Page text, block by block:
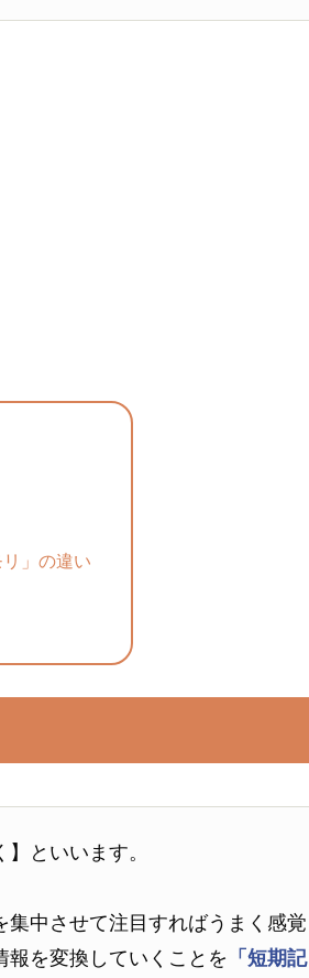
」の違い
】といいます。
中させて注目すればうまく感覚
を変換していくことを 「短期記